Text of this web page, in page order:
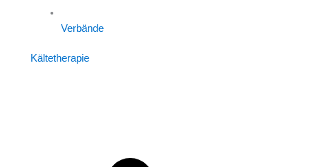
Verbände
Kältetherapie